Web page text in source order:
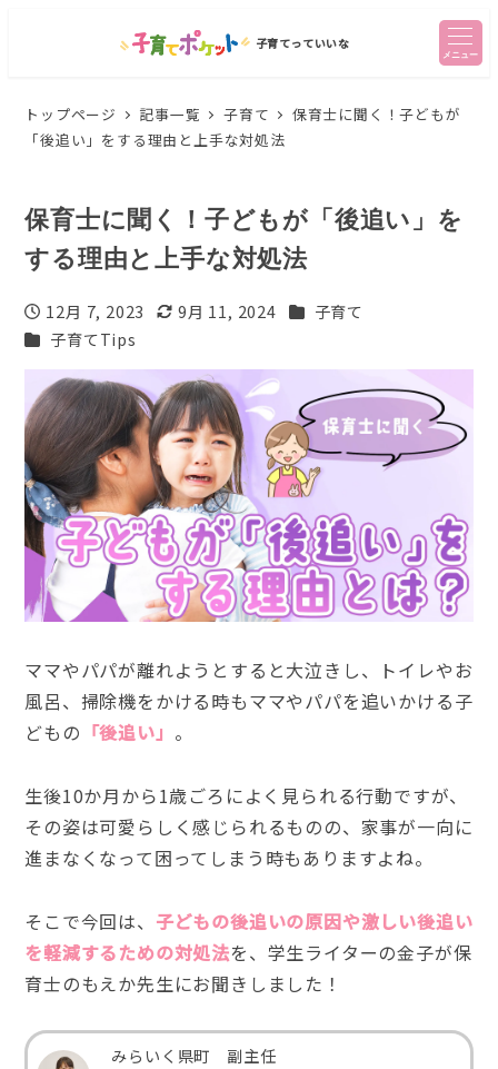
子育てっていいな
メニュー
トップページ 記事一覧 子育て
保育士に聞く！子どもが
「後追い」をする理由と上手な対処法
保育士に聞く！子どもが「後追い」を
する理由と上手な対処法
投稿日
12月 7, 2023
更新日
9月 11, 2024 カテゴリー
子育て
カテゴリー
子育てTips
ママやパパが離れようとすると大泣きし、トイレやお
風呂、掃除機をかける時もママやパパを追いかける子
どもの 「後追い」 。
生後10か月から1歳ごろによく見られる行動ですが、
その姿は可愛らしく感じられるものの、家事が一向に
進まなくなって困ってしまう時もありますよね。
そこで今回は、 子どもの後追いの原因や激しい後追い
を軽減するための対処法を、学生ライターの金子が保
育士のもえか先生にお聞きしました！
みらいく県町 副主任